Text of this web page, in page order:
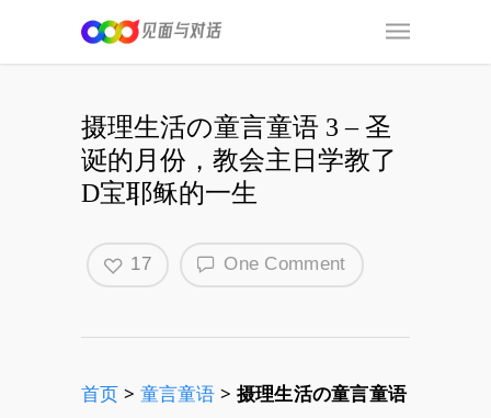
摄理生活の童言童语 3 – 圣
诞的月份，教会主日学教了
D宝耶稣的一生
One Comment
17
首页 > 童言童语 > 摄理生活の童言童语